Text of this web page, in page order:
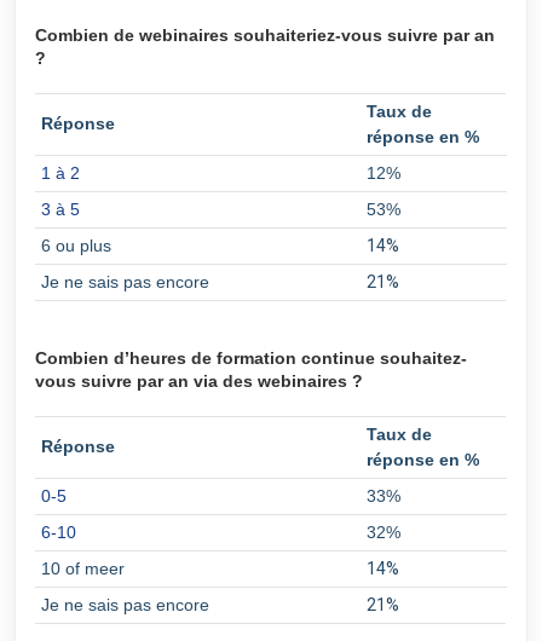
Combien de webinaires souhaiteriez-vous suivre par an
?
Réponse
Taux de
réponse en %
1 à 2
12%
3 à 5
53%
6 ou plus
14%
Je ne sais pas encore
21%
Combien d’heures de formation continue souhaitez-
vous suivre par an via des webinaires ?
Réponse
Taux de
réponse en %
0-5
33%
6-10
32%
10 of meer
14%
Je ne sais pas encore
21%